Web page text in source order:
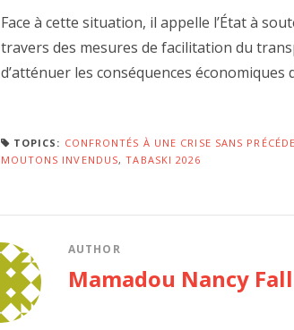
Face à cette situation, il appelle l’État à
travers des mesures de facilitation du
d’atténuer les conséquences
TOPICS: CONFRONTÉS À UNE CRISE SANS
MOUTONS INVENDUS,TABASKI 2026
AUTHOR
Mamadou Nancy Fall